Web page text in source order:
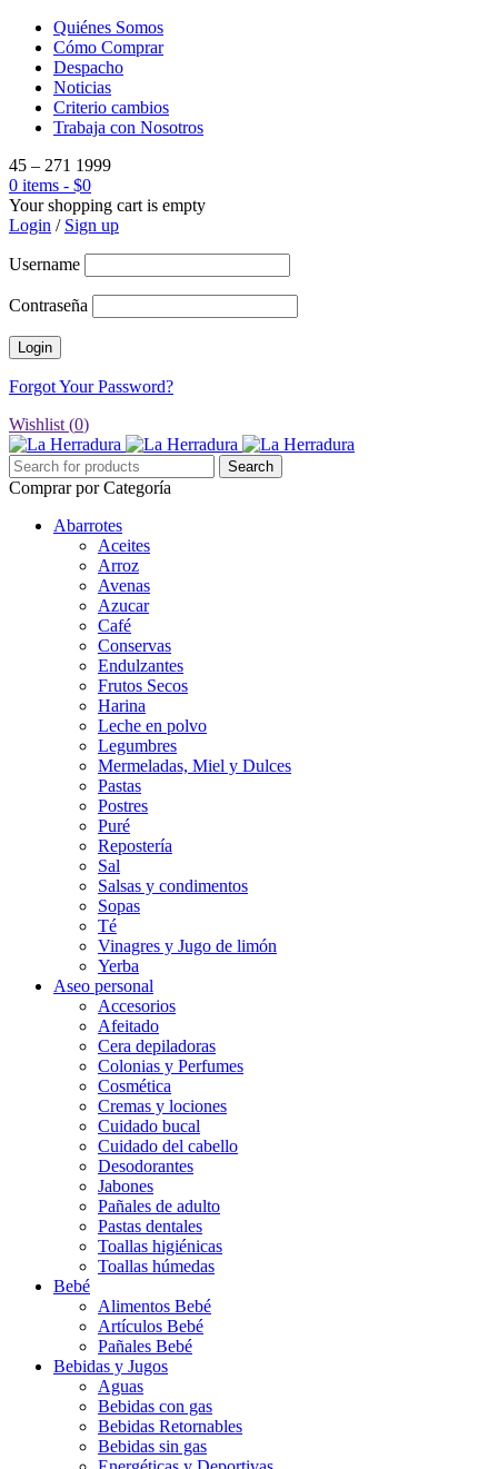
Quiénes Somos
Cómo Comprar
Despacho
Noticias
Criterio cambios
Trabaja con Nosotros
45 – 271 1999
0 items - $0
Your shopping cart is empty
Login / Sign up
Username
Contraseña
Forgot Your Password?
Wishlist (0)
Comprar por Categoría
Abarrotes
Aceites
Arroz
Avenas
Azucar
Café
Conservas
Endulzantes
Frutos Secos
Harina
Leche en polvo
Legumbres
Mermeladas, Miel y Dulces
Pastas
Postres
Puré
Repostería
Sal
Salsas y condimentos
Sopas
Té
Vinagres y Jugo de limón
Yerba
Aseo personal
Accesorios
Afeitado
Cera depiladoras
Colonias y Perfumes
Cosmética
Cremas y lociones
Cuidado bucal
Cuidado del cabello
Desodorantes
Jabones
Pañales de adulto
Pastas dentales
Toallas higiénicas
Toallas húmedas
Bebé
Alimentos Bebé
Artículos Bebé
Pañales Bebé
Bebidas y Jugos
Aguas
Bebidas con gas
Bebidas Retornables
Bebidas sin gas